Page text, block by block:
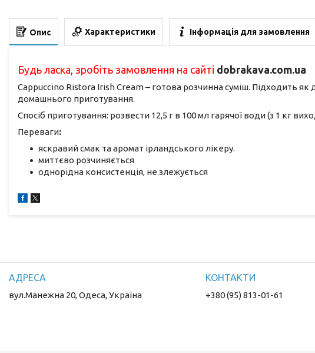
Опис Характеристики Інформація для замовлення
Будь ласка, зробіть замовлення на сайті dobrakava.com.ua
Cappuccino Ristora Irish Cream – готова розчинна суміш. Підходить як
домашнього приготування.
Спосіб приготування: розвести 12,5 г в 100 мл гарячої води (з 1 кг
Переваги:
яскравий смак та аромат ірландського лікеру.
миттєво розчиняється
однорідна консистенція, не злежується
вул.Манежна 20, Одеса, Україна +380 (95) 813-01-61